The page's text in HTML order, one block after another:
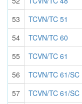
53
TCVN/TC 51
54
TCVN/TC 60
55
TCVN/TC 61
56
TCVN/TC 61/SC
57
TCVN/TC 61/SC